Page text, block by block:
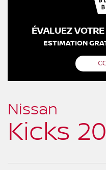
ÉVALUEZ
ESTIMATION
Nissan
Kicks